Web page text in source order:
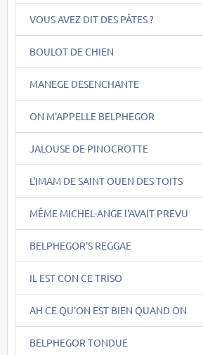
VOUS AVEZ DIT DES PÂTES ?
BOULOT DE CHIEN
MANEGE DESENCHANTE
ON M'APPELLE BELPHEGOR
JALOUSE DE PINOCROTTE
L'IMAM DE SAINT OUEN DES TOITS
MÊME MICHEL-ANGE l'AVAIT PREVU
BELPHEGOR'S REGGAE
IL EST CON CE TRISO
AH CE QU'ON EST BIEN QUAND ON
BELPHEGOR TONDUE